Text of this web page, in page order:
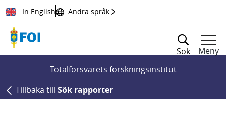
Till innehållet
In English Andra språk
Sök
Meny
Totalförsvarets forskningsinstitut
Tillbaka till Sök rapporter